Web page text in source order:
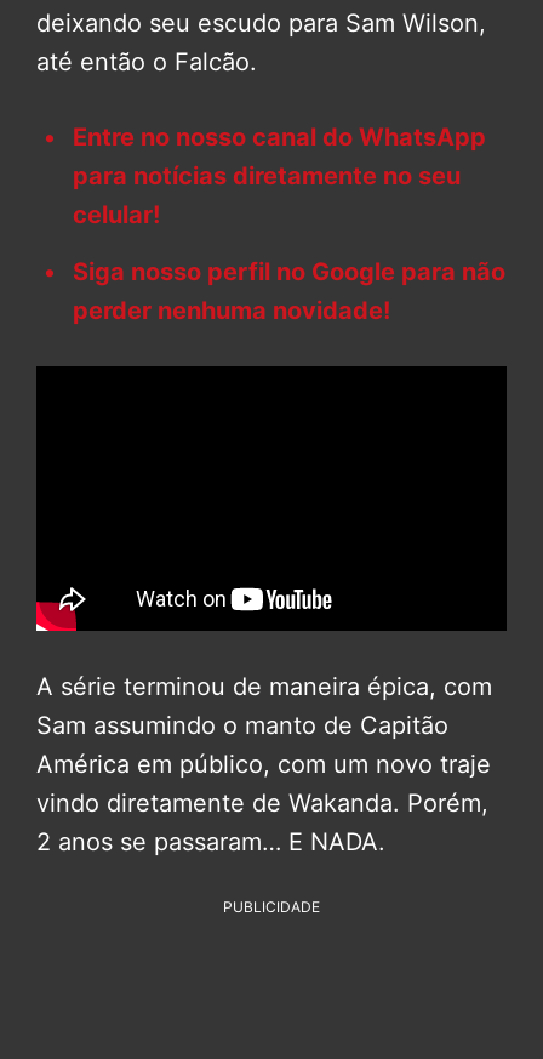
deixando seu escudo para Sam Wilson,
até então o Falcão.
Entre no nosso canal do WhatsApp
para notícias diretamente no seu
celular!
Siga nosso perfil no Google para não
perder nenhuma novidade!
A série terminou de maneira épica, com
Sam assumindo o manto de Capitão
América em público, com um novo traje
vindo diretamente de Wakanda. Porém,
2 anos se passaram… E NADA.
PUBLICIDADE